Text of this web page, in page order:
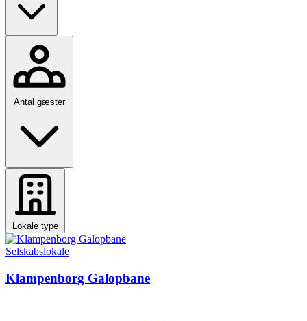
Antal gæster
Lokale type
Selskabslokale
Klampenborg Galopbane